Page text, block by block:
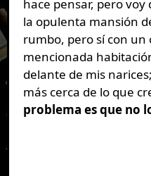
hace pensar, pero
la opulenta mansión
rumbo, pero sí con un
mencionada
delante de mis
más cerca de lo que
problema es que no